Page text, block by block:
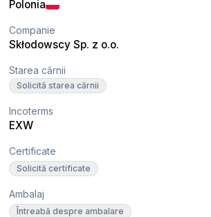
Polonia
Companie
Skłodowscy Sp. z o.o.
Starea cărnii
Solicită starea cărnii
Incoterms
EXW
Certificate
Solicită certificate
Ambalaj
Întreabă despre ambalare